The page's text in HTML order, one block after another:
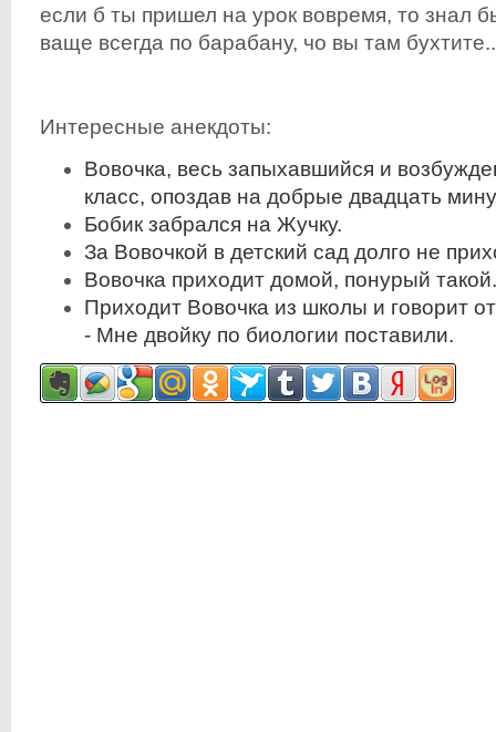
если б ты пришел на урок вовремя, то знал
ваще всегда по барабану, чо вы там
Интересные анекдоты:
Вовочка, весь запыхавшийся и
класс, опоздав на добрые двадцать
Бобик забрался на Жучку.
За Вовочкой в детский сад долго не
Вовочка приходит домой, понурый такой.
Пpиходит Вовочка из школы и говоpит
- Мне двойку по биологии поставили.